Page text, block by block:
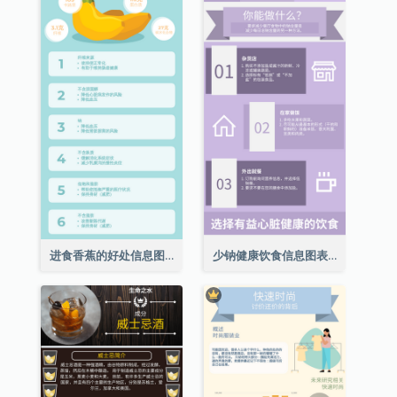
进食香蕉的好处信息图表 少钠健康饮食信息图表